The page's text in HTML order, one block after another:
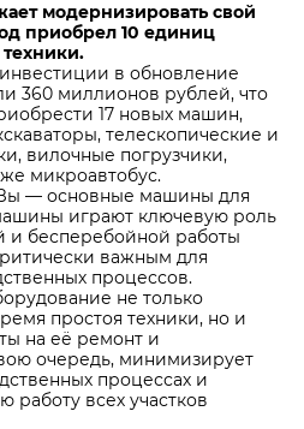
модернизировать свой
приобрел 10 единиц
в обновление
360 миллионов рублей, что
17 новых машин,
телескопические и
вилочные погрузчики,
микроавтобус.
— основные машины для
играют ключевую роль
и бесперебойной работы
важным для
процессов.
не только
простоя техники, но и
на её ремонт и
очередь, минимизирует
процессах и
работу всех участков